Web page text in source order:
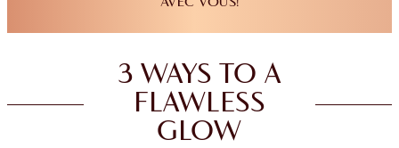
3 WAYS TO A
FLAWLESS
GLOW